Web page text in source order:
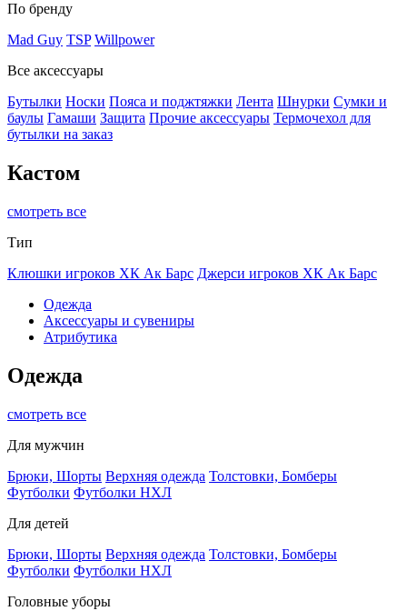
По бренду
Mad Guy TSP Willpower
Все аксессуары
Бутылки Носки Пояса и поджтяжки Лента Шнурки Сумки и
баулы Гамаши Защита Прочие аксессуары Термочехол для
бутылки на заказ
Кастом
смотреть все
Тип
Клюшки игроков ХК Ак Барс Джерси игроков ХК Ак Барс
Одежда
Аксессуары и сувениры
Атрибутика
Одежда
смотреть все
Для мужчин
Брюки, Шорты Верхняя одежда Толстовки, Бомберы
Футболки Футболки НХЛ
Для детей
Брюки, Шорты Верхняя одежда Толстовки, Бомберы
Футболки Футболки НХЛ
Головные уборы